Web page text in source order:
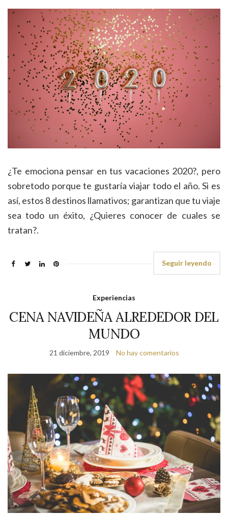
¿Te emociona pensar en tus vacaciones 2020?, pero
sobretodo porque te gustaría viajar todo el año. Si es
así, estos 8 destinos llamativos; garantizan que tu viaje
sea todo un éxito, ¿Quieres conocer de cuales se
tratan?.
Seguir leyendo
Experiencias
CENA NAVIDEÑA ALREDEDOR DEL
MUNDO
21 diciembre, 2019 No hay comentarios